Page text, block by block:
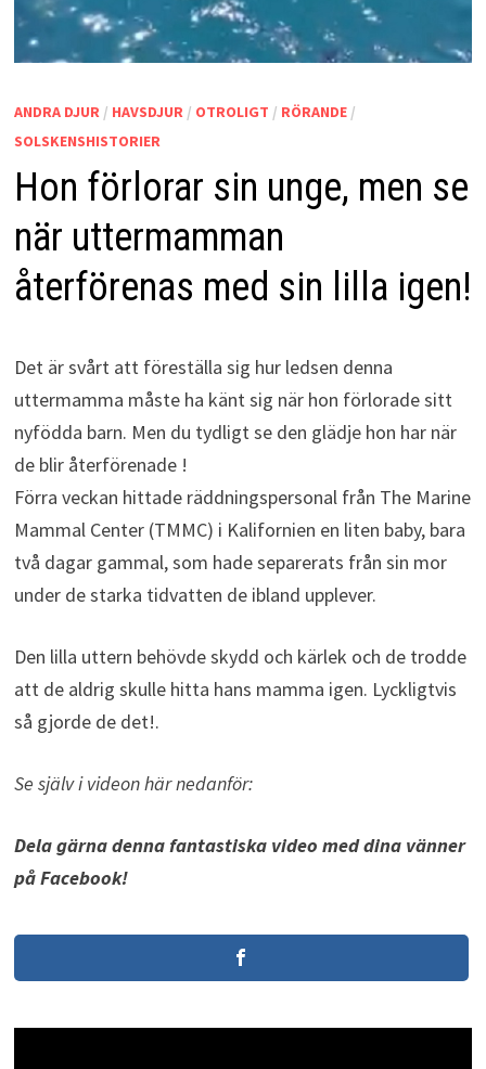
ANDRA DJUR/ HAVSDJUR/ OTROLIGT / RÖRANDE/
SOLSKENSHISTORIER
Hon förlorar sin unge, men se
när uttermamman
återförenas med sin lilla igen!
Det är svårt att föreställa sig hur ledsen denna
uttermamma måste ha känt sig när hon förlorade sitt
nyfödda barn. Men du tydligt se den glädje hon har när
de blir återförenade !
Förra veckan hittade räddningspersonal från The Marine
Mammal Center (TMMC) i Kalifornien en liten baby, bara
två dagar gammal, som hade separerats från sin mor
under de starka tidvatten de ibland upplever.
Den lilla uttern behövde skydd och kärlek och de trodde
att de aldrig skulle hitta hans mamma igen. Lyckligtvis
så gjorde de det!.
Se själv i videon här nedanför:
Dela gärna denna fantastiska video med dina vänner
på Facebook!